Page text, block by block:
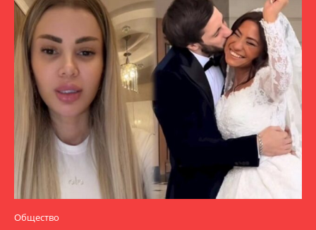
Общество